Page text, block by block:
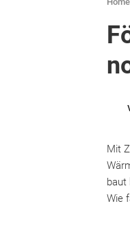
Mit
baut
Wie